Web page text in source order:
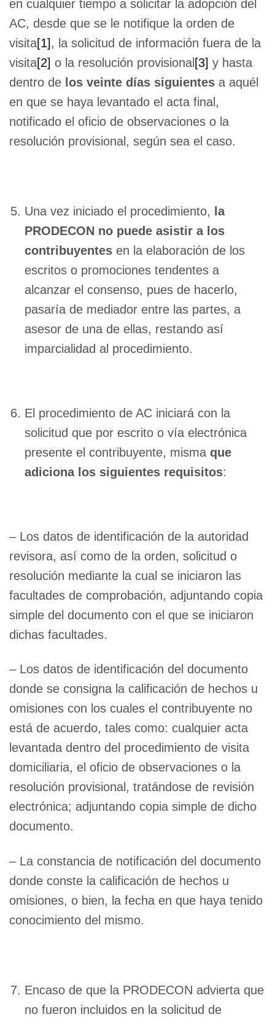
en cualquier tiempo a solicitar la adopción del
AC, desde que se le notifique la orden de
visita[1], la solicitud de información fuera de la
visita[2] o la resolución provisional [3] y hasta
dentro de los veinte días siguientes a aquél
en que se haya levantado el acta final,
notificado el oficio de observaciones o la
resolución provisional, según sea el caso.
Una vez iniciado el procedimiento,
la
PRODECON no puede asistir a los
contribuyentes en la elaboración de los
escritos o promociones tendentes a
alcanzar el consenso, pues de hacerlo,
pasaría de mediador entre las partes, a
asesor de una de ellas, restando así
imparcialidad al procedimiento.
El procedimiento de AC iniciará con la
solicitud que por escrito o vía electrónica
presente el contribuyente, misma que
adiciona los siguientes requisitos:
– Los datos de identificación de la autoridad
revisora, así como de la orden, solicitud o
resolución mediante la cual se iniciaron las
facultades de comprobación, adjuntando copia
simple del documento con el que se iniciaron
dichas facultades.
– Los datos de identificación del documento
donde se consigna la calificación de hechos u
omisiones con los cuales el contribuyente no
está de acuerdo, tales como: cualquier acta
levantada dentro del procedimiento de visita
domiciliaria, el oficio de observaciones o la
resolución provisional, tratándose de revisión
electrónica; adjuntando copia simple de dicho
documento.
– La constancia de notificación del documento
donde conste la calificación de hechos u
omisiones, o bien, la fecha en que haya tenido
conocimiento del mismo.
Encaso de que la PRODECON advierta que
no fueron incluidos en la solicitud de